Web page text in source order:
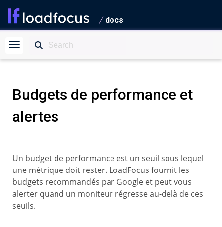
docs
Budgets de performance et
alertes
Un budget de performance est un seuil sous lequel
une métrique doit rester. LoadFocus fournit les
budgets recommandés par Google et peut vous
alerter quand un moniteur régresse au-delà de ces
seuils.